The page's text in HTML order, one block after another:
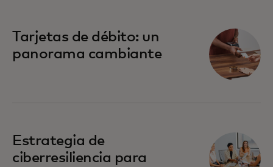
Tarjetas de débito: un
panorama cambiante
Estrategia de
ciberresiliencia para